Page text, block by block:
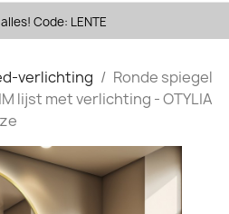
Code: LENTE
verlichting
Ronde spiegel
lijst met verlichting - OTYLIA